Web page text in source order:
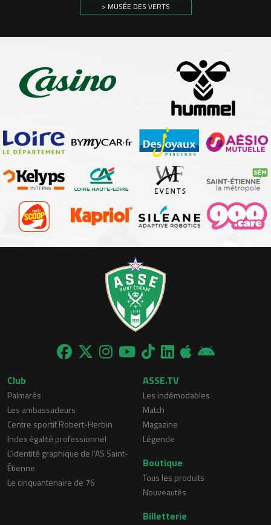
> MUSÉE DES VERTS
Club
Palmarès
Les ambassadeurs
Centre sportif Robert-Herbin
Index égalité professionnel
L'identité graphique de l'AS Saint-
Étienne
Le cinquantenaire de 76
ASSE.TV
Les indémodables
Match
Magazine
Légende
Boutique
Tous les produits
Nouveautés
Billetterie